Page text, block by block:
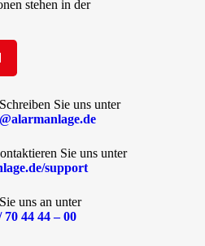
stehen in der
Sie uns unter
Sie uns unter
support
uns an unter
70 44 44 – 00